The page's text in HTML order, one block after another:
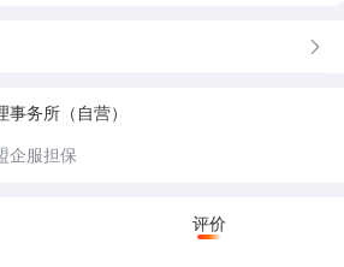
后，迅速完成年费代缴操作，确保缴费流程顺
务所（自营）
企服担保
评价